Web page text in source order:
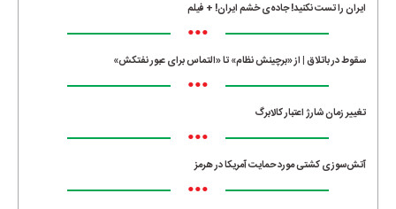
ایران را تست نکنید! جاده‌ی خشم ایران! + فیلم
•••
سقوط در باتلاق | از «برچینش نظام» تا «التماس برای عبور نفتکش»
•••
تغییر زمان شارژ اعتبار کالابرگ
•••
آتش‌سوزی کشتی مورد حمایت آمریکا در هرمز
•••